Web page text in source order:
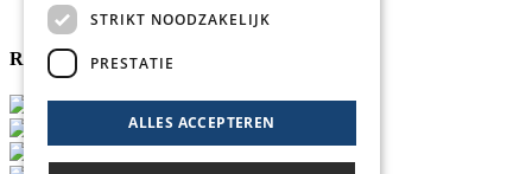
Cookies
Reviewmerk
STRIKT NOODZAKELIJK
PRESTATIE
ALLES ACCEPTEREN